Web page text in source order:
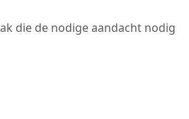
die de nodige aandacht nodig